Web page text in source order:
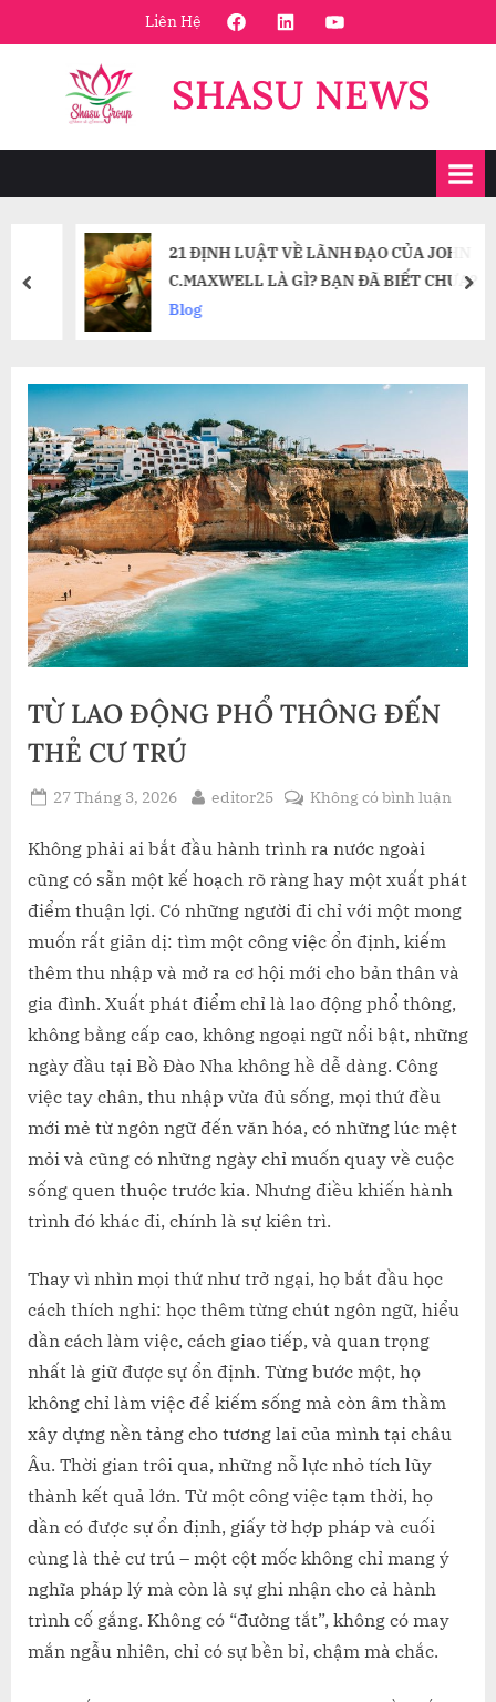
to
Liên Hệ FaceBookLinkedinYoutube
SHASU NEWS
21 ĐỊNH LUẬT VỀ LÃNH ĐẠO CỦA JOHN
C.MAXWELL LÀ GÌ? BẠN ĐÃ BIẾT CHƯA?
Blog
prev
TỪ LAO ĐỘNG PHỔ THÔNG ĐẾN
THẺ CƯ TRÚ
Posted
27 Tháng 3, 2026 By
editor25 Không có bình luậnở
ĐỘNG
THẺ
CƯ
Không phải ai bắt đầu hành trình ra nước ngoài
cũng có sẵn một kế hoạch rõ ràng hay một xuất phát
điểm thuận lợi. Có những người đi chỉ với một mong
muốn rất giản dị: tìm một công việc ổn định, kiếm
thêm thu nhập và mở ra cơ hội mới cho bản thân và
gia đình. Xuất phát điểm chỉ là lao động phổ thông,
không bằng cấp cao, không ngoại ngữ nổi bật, những
ngày đầu tại Bồ Đào Nha không hề dễ dàng. Công
việc tay chân, thu nhập vừa đủ sống, mọi thứ đều
mới mẻ từ ngôn ngữ đến văn hóa, có những lúc mệt
mỏi và cũng có những ngày chỉ muốn quay về cuộc
sống quen thuộc trước kia. Nhưng điều khiến hành
trình đó khác đi, chính là sự kiên trì.
Thay vì nhìn mọi thứ như trở ngại, họ bắt đầu học
cách thích nghi: học thêm từng chút ngôn ngữ, hiểu
dần cách làm việc, cách giao tiếp, và quan trọng
nhất là giữ được sự ổn định. Từng bước một, họ
không chỉ làm việc để kiếm sống mà còn âm thầm
xây dựng nền tảng cho tương lai của mình tại châu
Âu. Thời gian trôi qua, những nỗ lực nhỏ tích lũy
thành kết quả lớn. Từ một công việc tạm thời, họ
dần có được sự ổn định, giấy tờ hợp pháp và cuối
cùng là thẻ cư trú – một cột mốc không chỉ mang ý
nghĩa pháp lý mà còn là sự ghi nhận cho cả hành
trình cố gắng. Không có “đường tắt”, không có may
mắn ngẫu nhiên, chỉ có sự bền bỉ, chậm mà chắc.